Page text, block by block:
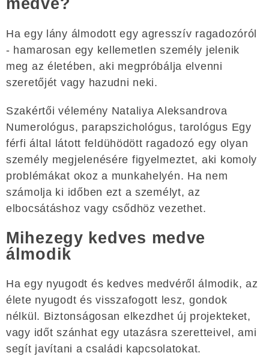
medve?
Ha egy lány álmodott egy agresszív ragadozóról
- hamarosan egy kellemetlen személy jelenik
meg az életében, aki megpróbálja elvenni
szeretőjét vagy hazudni neki.
Szakértői vélemény Nataliya Aleksandrova
Numerológus, parapszichológus, tarológus Egy
férfi által látott feldühödött ragadozó egy olyan
személy megjelenésére figyelmeztet, aki komoly
problémákat okoz a munkahelyén. Ha nem
számolja ki időben ezt a személyt, az
elbocsátáshoz vagy csődhöz vezethet.
Mihezegy kedves medve
álmodik
Ha egy nyugodt és kedves medvéről álmodik, az
élete nyugodt és visszafogott lesz, gondok
nélkül. Biztonságosan elkezdhet új projekteket,
vagy időt szánhat egy utazásra szeretteivel, ami
segít javítani a családi kapcsolatokat.